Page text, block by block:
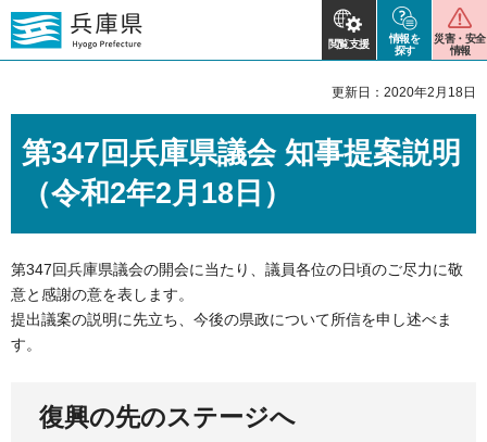
閲覧支援
情報を
探す
災害・安全
情報
更新日：2020年2月18日
第347回兵庫県議会 知事提案説明
（令和2年2月18日）
第347回兵庫県議会の開会に当たり、議員各位の日頃のご尽力に敬
意と感謝の意を表します。
提出議案の説明に先立ち、今後の県政について所信を申し述べま
す。
復興の先のステージへ